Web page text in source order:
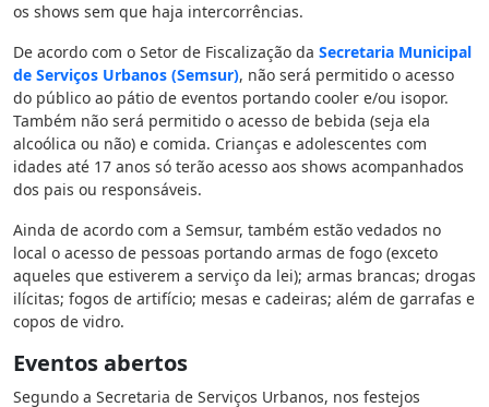
os shows sem que haja intercorrências.
De acordo com o Setor de Fiscalização da Secretaria Municipal
de Serviços Urbanos (Semsur), não será permitido o acesso
do público ao pátio de eventos portando cooler e/ou isopor.
Também não será permitido o acesso de bebida (seja ela
alcoólica ou não) e comida. Crianças e adolescentes com
idades até 17 anos só terão acesso aos shows acompanhados
dos pais ou responsáveis.
Ainda de acordo com a Semsur, também estão vedados no
local o acesso de pessoas portando armas de fogo (exceto
aqueles que estiverem a serviço da lei); armas brancas; drogas
ilícitas; fogos de artifício; mesas e cadeiras; além de garrafas e
copos de vidro.
Eventos abertos
Segundo a Secretaria de Serviços Urbanos, nos festejos